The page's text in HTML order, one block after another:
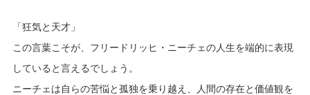
「狂気と天才」
この言葉こそが、フリードリッヒ・ニーチェの人生を端的に表現
していると言えるでしょう。
ニーチェは自らの苦悩と孤独を乗り越え、人間の存在と価値観を